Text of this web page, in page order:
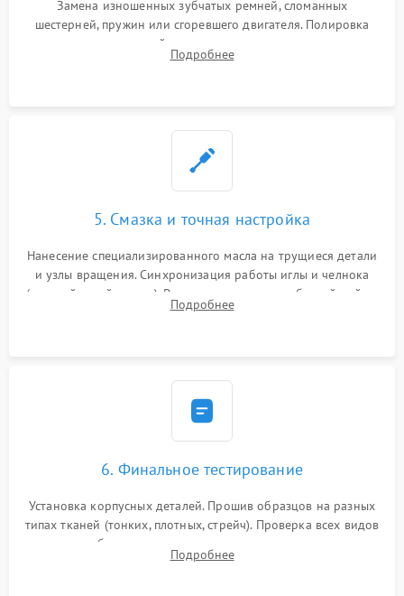
Замена изношенных зубчатых ремней, сломанных
шестерней, пружин или сгоревшего двигателя. Полировка
челночного устройства для устранения заусенцев.
Восстановление контактов в педали и пайка элементов на
Подробнее
5. Смазка и точная настройка
Нанесение специализированного масла на трущиеся детали
и узлы вращения. Синхронизация работы иглы и челнока
(настройка таймингов). Регулировка высоты зубчатой рейки,
центровка игловодителя и калибровка натяжителей верхней
Подробнее
6. Финальное тестирование
Установка корпусных деталей. Прошив образцов на разных
типах тканей (тонких, плотных, стрейч). Проверка всех видов
строчек, работы реверса, выметывания петли и намотчика
шпульки. Контроль плавности хода и отсутствия
Подробнее